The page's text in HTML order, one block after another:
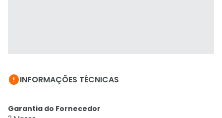
INFORMAÇÕES TÉCNICAS
Garantia do Fornecedor